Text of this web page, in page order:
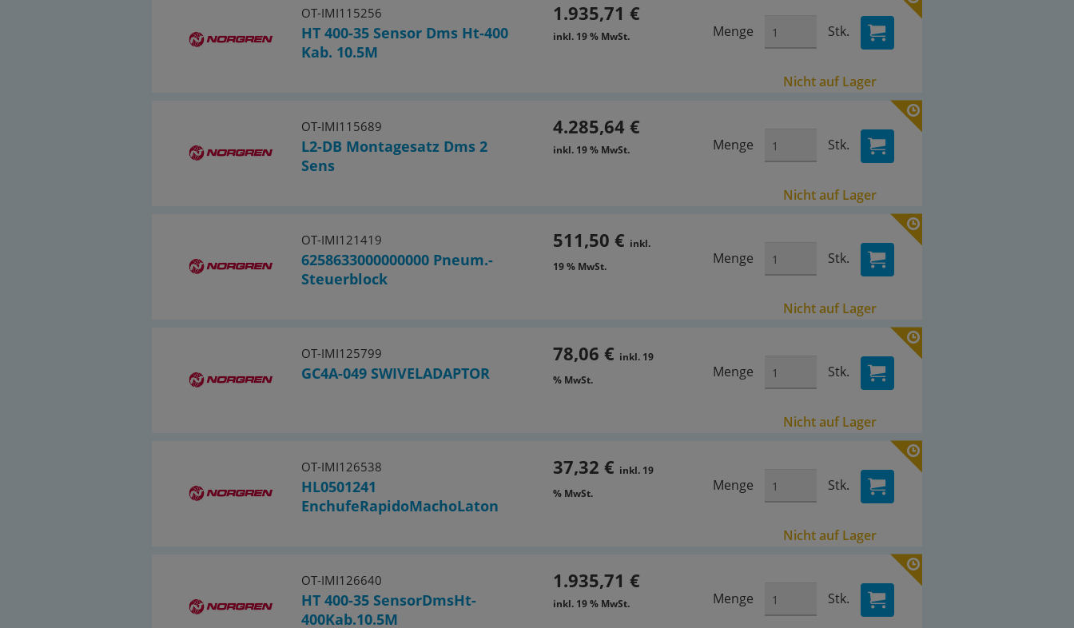
OT-IMI115256
HT 400-35 Sensor Dms Ht-400
Kab. 10.5M
1.935,71 €
inkl. 19 % MwSt. Menge Stk.
Nicht auf Lager
OT-IMI115689
L2-DB Montagesatz Dms 2
Sens
4.285,64 €
inkl. 19 % MwSt. Menge Stk.
Nicht auf Lager
OT-IMI121419
6258633000000000 Pneum.-
Steuerblock
511,50 € inkl.
19 % MwSt.
Menge Stk.
Nicht auf Lager
OT-IMI125799
GC4A-049 SWIVELADAPTOR
78,06 € inkl. 19
% MwSt.
Menge Stk.
Nicht auf Lager
OT-IMI126538
HL0501241
EnchufeRapidoMachoLaton
37,32 € inkl. 19
% MwSt.
Menge Stk.
Nicht auf Lager
OT-IMI126640
HT 400-35 SensorDmsHt-
400Kab.10.5M
1.935,71 €
inkl. 19 % MwSt. Menge Stk.